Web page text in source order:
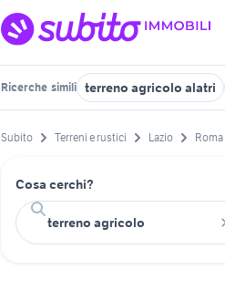
Ricerche simili terreno agricolo alatri
Subito Terreni e rustici Lazio
Cosa cerchi?